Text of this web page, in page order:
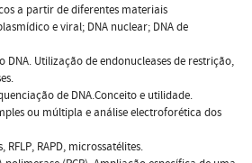
a partir de diferentes materiais
e viral; DNA nuclear; DNA de
Utilização de endonucleases de restrição,
de DNA.Conceito e utilidade.
ou múltipla e análise electroforética dos
RAPD, microssatélites.